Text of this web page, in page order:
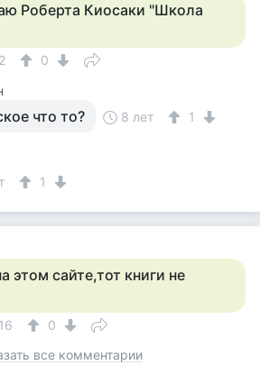
Роберта Киосаки "Школа
2
0
что то? 8 лет 1
1
этом сайте,тот книги не
16
0
все комментарии